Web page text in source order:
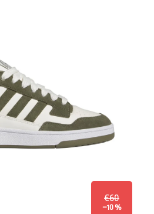
€60
–10 %